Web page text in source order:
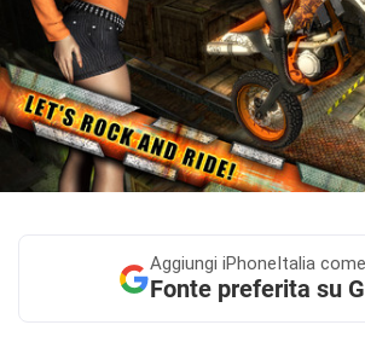
Aggiungi iPhoneItalia come
Fonte preferita su